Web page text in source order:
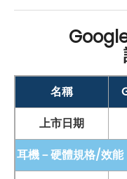
音質與音效：
11mm 動態單
頻段等化器調整
防水等級：
耳機IPX4防水
充電盒IP
降噪與環境音模式：
名稱
上市日期
耳機－硬體規格/效能